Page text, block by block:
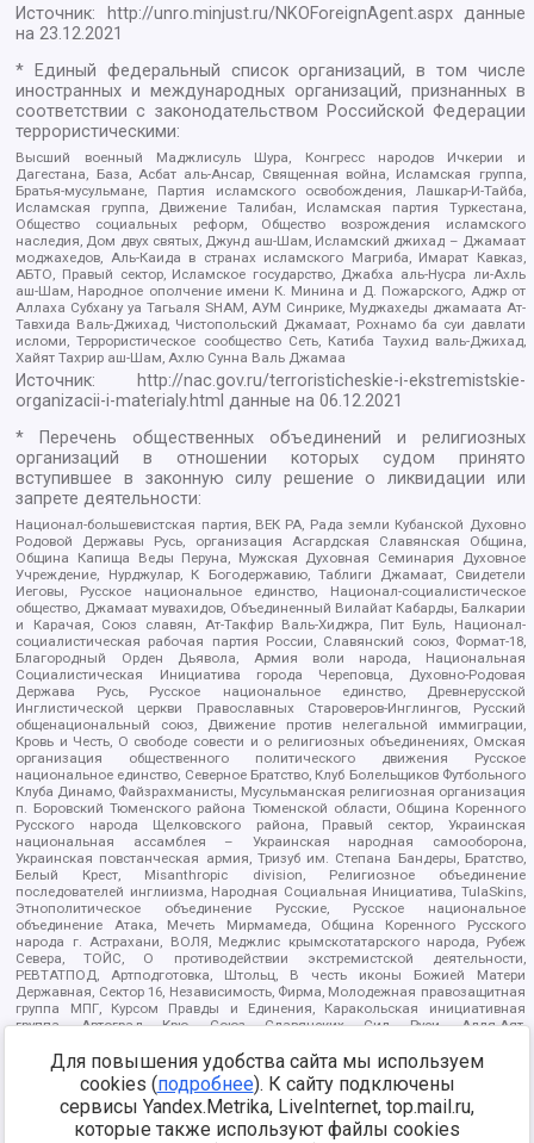
Источник: http://unro.minjust.ru/NKOForeignAgent.aspxданные
на23.12.2021
* Единый федеральный список организаций, в том числе
иностранных и международных организаций, признанных в
соответствии с законодательством Российской Федерации
террористическими:
Высший военный Маджлисуль Шура, Конгресс народов Ичкерии и
Дагестана, База, Асбат аль-Ансар, Священная война, Исламская группа,
Братья-мусульмане, Партия исламского освобождения, Лашкар-И-Тайба,
Исламская группа, Движение Талибан, Исламская партия Туркестана,
Общество социальных реформ, Общество возрождения исламского
наследия, Дом двух святых, Джунд аш-Шам, Исламский джихад – Джамаат
моджахедов, Аль-Каида в странах исламского Магриба, Имарат Кавказ,
АБТО, Правый сектор, Исламское государство, Джабха аль-Нусра ли-Ахль
аш-Шам, Народное ополчение имени К. Минина и Д. Пожарского, Аджр от
Аллаха Субхану уа Тагьаля SHAM, АУМ Синрике, Муджахеды джамаата Ат-
Тавхида Валь-Джихад, Чистопольский Джамаат, Рохнамо ба суи давлати
исломи, Террористическое сообщество Сеть, Катиба Таухид валь-Джихад,
Хайят Тахрир аш-Шам, Ахлю Сунна Валь Джамаа
Источник:
http://nac.gov.ru/terroristicheskie-i-ekstremistskie-
organizacii-i-materialy.html данные на06.12.2021
* Перечень общественных объединений и религиозных
организаций в отношении которых судом принято
вступившее в законную силу решение о ликвидации или
запрете деятельности:
Национал-большевистская партия, ВЕК РА, Рада земли Кубанской Духовно
Родовой Державы Русь, организация Асгардская Славянская Община,
Община Капища Веды Перуна, Мужская Духовная Семинария Духовное
Учреждение, Нурджулар, К Богодержавию, Таблиги Джамаат, Свидетели
Иеговы, Русское национальное единство, Национал-социалистическое
общество, Джамаат мувахидов, Объединенный Вилайат Кабарды, Балкарии
и Карачая, Союз славян, Ат-Такфир Валь-Хиджра, Пит Буль, Национал-
социалистическая рабочая партия России, Славянский союз, Формат-18,
Благородный Орден Дьявола, Армия воли народа, Национальная
Социалистическая Инициатива города Череповца, Духовно-Родовая
Держава Русь, Русское национальное единство, Древнерусской
Инглистической церкви Православных Староверов-Инглингов, Русский
общенациональный союз, Движение против нелегальной иммиграции,
Кровь и Честь, О свободе совести и о религиозных объединениях, Омская
организация общественного политического движения Русское
национальное единство, Северное Братство, Клуб Болельщиков Футбольного
Клуба Динамо, Файзрахманисты, Мусульманская религиозная организация
п. Боровский Тюменского района Тюменской области, Община Коренного
Русского народа Щелковского района, Правый сектор, Украинская
национальная ассамблея – Украинская народная самооборона,
Украинская повстанческая армия, Тризуб им. Степана Бандеры, Братство,
Белый Крест, Misanthropic division, Религиозное объединение
последователей инглиизма, Народная Социальная Инициатива, TulaSkins,
Этнополитическое объединение Русские, Русское национальное
объединение Атака, Мечеть Мирмамеда, Община Коренного Русского
народа г. Астрахани, ВОЛЯ, Меджлис крымскотатарского народа, Рубеж
Севера, ТОЙС, О противодействии экстремистской деятельности,
РЕВТАТПОД, Артподготовка, Штольц, В честь иконы Божией Матери
Державная, Сектор 16, Независимость, Фирма, Молодежная правозащитная
группа МПГ, Курсом Правды и Единения, Каракольская инициативная
группа, Автоград Крю, Союз Славянских Сил Руси, Алля-Аят,
Арестантское уголовное единство, Башкорт, Нация и свобода, W.H.С., Фалунь
Дафа, Иртыш Ultras, Русский Патриотический клуб-Новокузнецк/РПК,
Сибирский державный союз, Фонд борьбы с коррупцией, Фонд защиты прав
граждан, Штабы Навального, Совет граждан СССР Прикубанского округа г.
Краснодара
Для повышения удобства сайта мы используем
cookies (подробнее). К сайту подключены
сервисы Yandex.Metrika, LiveInternet, top.mail.ru,
которые также используют файлы cookies